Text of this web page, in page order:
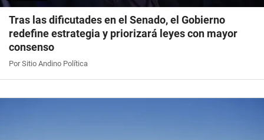
Tras las dificutades en el Senado, el Gobierno
redefine estrategia y priorizará leyes con mayor
consenso
Por Sitio Andino Política